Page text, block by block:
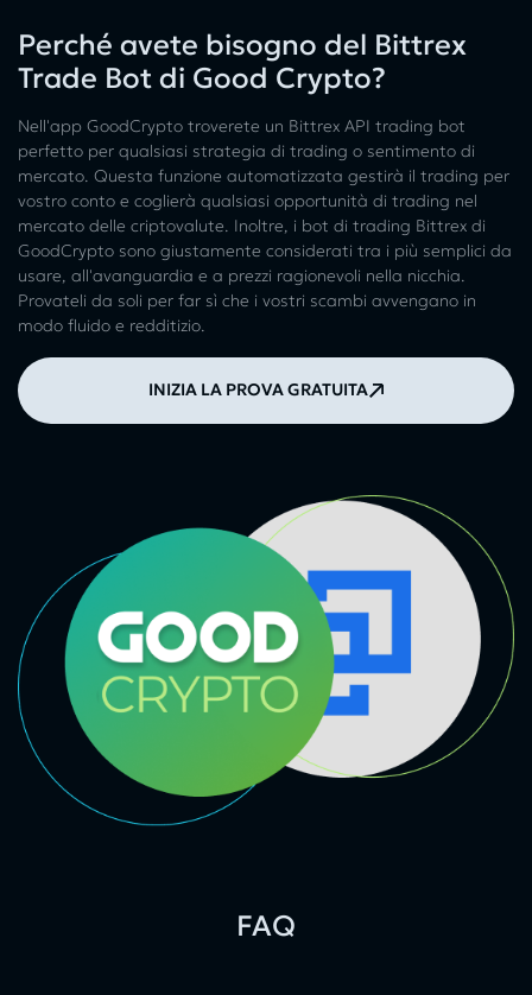
Perché avete bisogno del Bittrex
Trade Bot di Good Crypto?
Nell'app GoodCrypto troverete un Bittrex API trading bot
perfetto per qualsiasi strategia di trading o sentimento di
mercato. Questa funzione automatizzata gestirà il trading per
vostro conto e coglierà qualsiasi opportunità di trading nel
mercato delle criptovalute. Inoltre, i bot di trading Bittrex di
GoodCrypto sono giustamente considerati tra i più semplici da
usare, all'avanguardia e a prezzi ragionevoli nella nicchia.
Provateli da soli per far sì che i vostri scambi avvengano in
modo fluido e redditizio.
INIZIA LA PROVA GRATUITA
FAQ